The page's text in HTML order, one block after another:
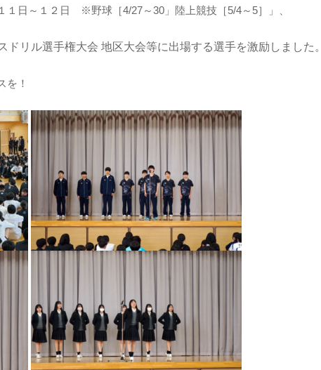
１日～１２日 ※野球［4/27～30」陸上競技［5/4～5］」、
ドリル選手権大会 地区大会等に出場する選手を激励しました。
を！